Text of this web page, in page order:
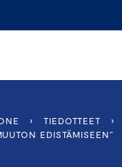
› TIEDOTTEET ›
EDISTÄMISEEN”